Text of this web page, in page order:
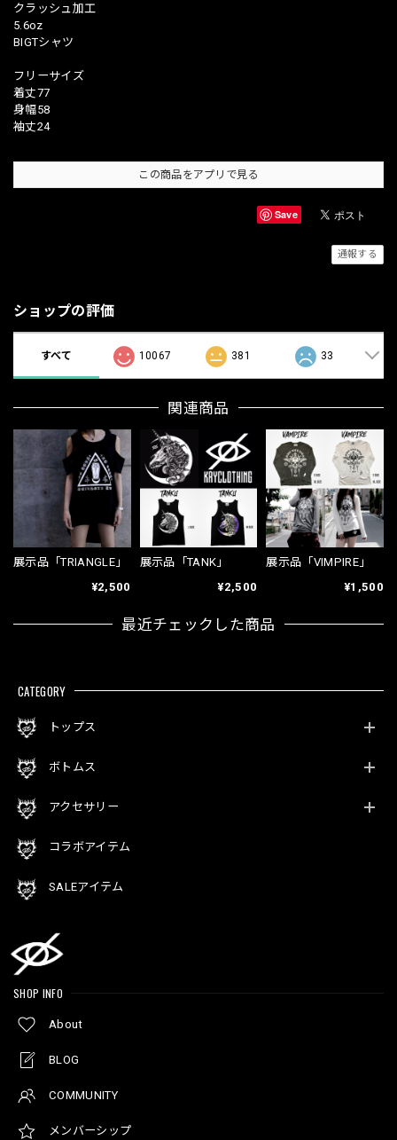
クラッシュ加工
5.6oz
BIGTシャツ
フリーサイズ
着丈77
身幅58
袖丈24
この商品をアプリで見る
Save
通報する
ショップの評価
すべて 10067 381 33
関連商品
展示品「TRIANGLE」
¥2,500
展示品「TANK」
¥2,500
展示品「VIMPIRE」
¥1,500
最近チェックした商品
CATEGORY
トップス
ボトムス
アクセサリー
コラボアイテム
SALEアイテム
SHOP INFO
About
BLOG
COMMUNITY
メンバーシップ